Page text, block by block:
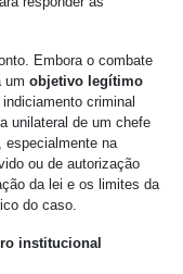
Embora o combate
um objetivo legítimo
criminal
unilateral de um chefe
especialmente na
ou de autorização
da lei e os limites da
do caso.
institucional